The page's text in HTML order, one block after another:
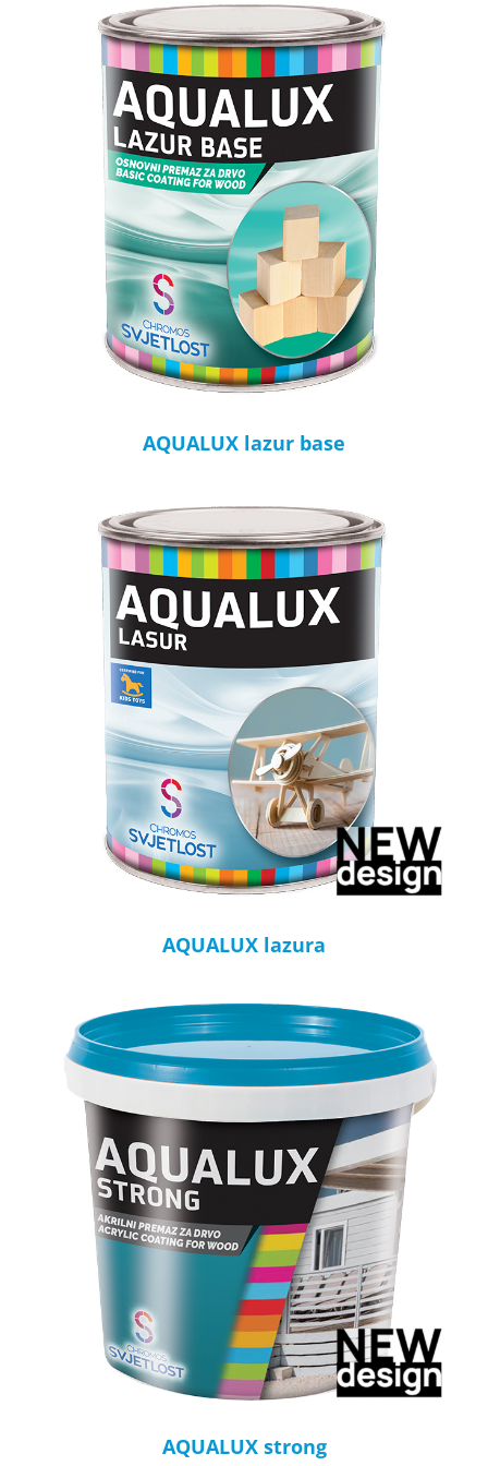
AQUALUX lazur base
AQUALUX lazura
AQUALUX strong